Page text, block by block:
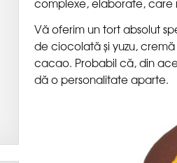
Vă oferim un tort absolut
de ciocolată și yuzu,
cacao. Probabil că, din